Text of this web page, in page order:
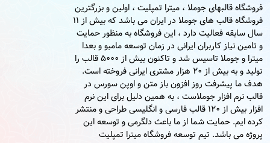
فروشگاه قالبهای جوملا ، میترا تمپلیت ، اولین و بزرگترین
فروشگاه قالب های جوملا در ایران می باشد که بیش از 11
سال سابقه فعالیت دارد ، این فروشگاه به منظور حمایت
و تامین نیاز کاربران ایرانی در زمان توسعه مامبو و بعدا
میترا و جوملا تاسیس شد و تاکنون بیش از 5000 قالب را
تولید و به بیش از 20 هزار مشتری ایرانی فروخته است.
هدف ما پیشرفت روز افزون باز متن و اوپن سورس در
قالب نرم افزار جوملاست ، به همین دلیل برای این نرم
افزار بیش از 120 قالب فارسی و انگلیسی طراحی و منتشر
کرده ایم. حمایت شما از ما باعث دلگرمی و توسعه این
پروژه می باشد. تیم توسعه فروشگاه میترا تمپلیت